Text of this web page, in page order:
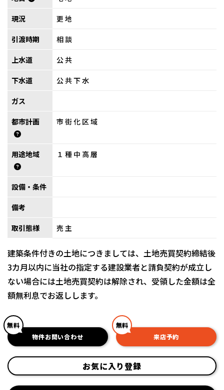
現況 更地
引渡時期 相談
上水道 公共
下水道 公共下水
ガス
都市計画 市街化区域
用途地域 １種中高層
設備・条件
備考
取引態様 売主
建築条件付きの土地につきましては、土地売買契約締結後
3カ月以内に当社の指定する建設業者と請負契約が成立し
ない場合には土地売買契約は解除され、受領した金額は全
額無利息でお返しします。
無料
物件お問い合わせ
無料
来店予約
お気に入り登録